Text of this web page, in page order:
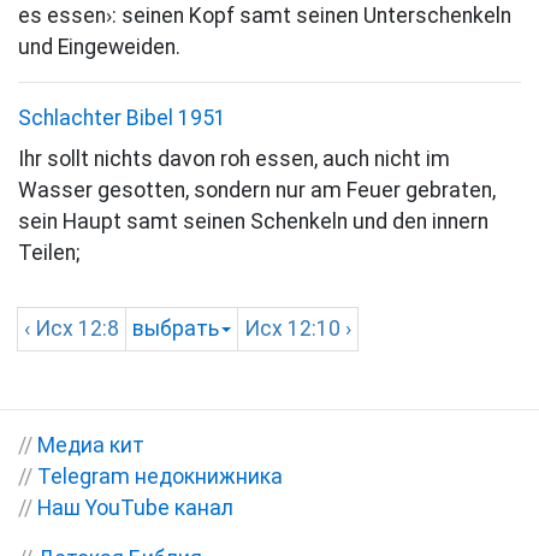
es essen›: seinen Kopf samt seinen Unterschenkeln
und Eingeweiden.
Schlachter Bibel 1951
Ihr sollt nichts davon roh essen, auch nicht im
Wasser gesotten, sondern nur am Feuer gebraten,
sein Haupt samt seinen Schenkeln und den innern
Teilen;
‹ Исх 12:8 выбрать Исх 12:10 ›
// Медиа кит
// Telegram недокнижника
// Наш YouTube канал